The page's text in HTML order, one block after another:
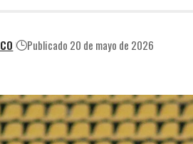
Publicado 20 de mayo de 2026